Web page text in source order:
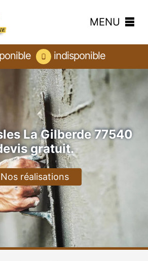
MENU
indisponible
La Gilberde 77540
gratuit.
Nos réalisations